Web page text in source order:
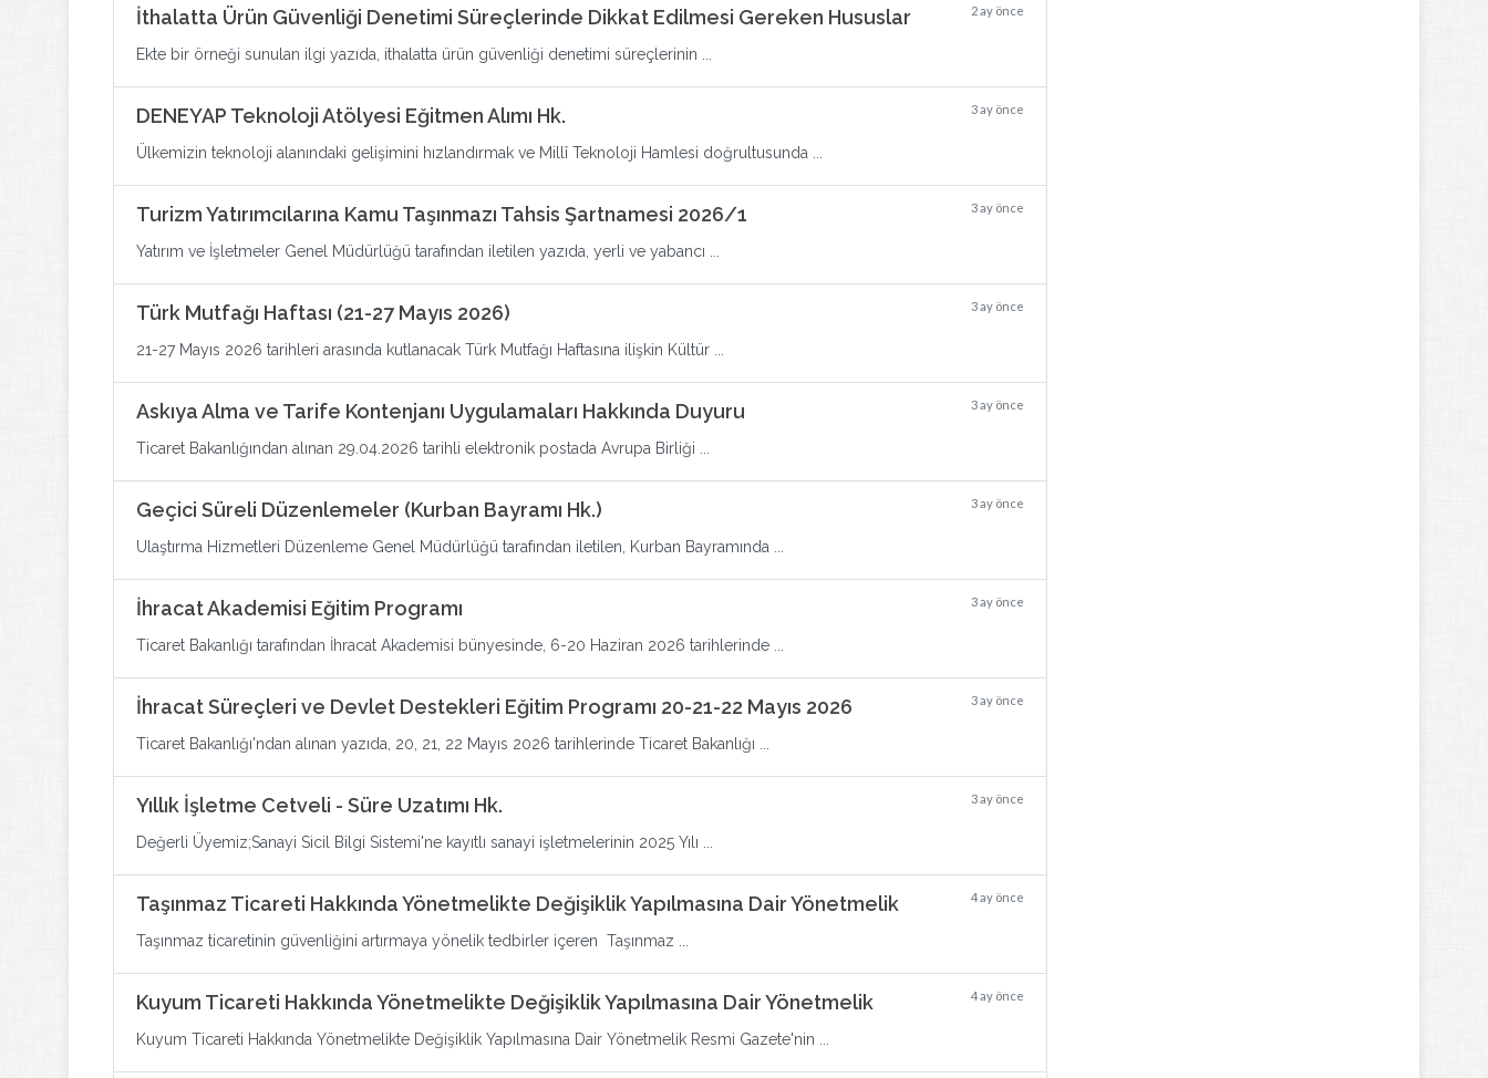
İthalatta Ürün Güvenliği Denetimi Süreçlerinde Dikkat Edilmesi Gereken Hususlar 2 ay önce
Ekte bir örneği sunulan ilgi yazıda, ithalatta ürün güvenliği denetimi süreçlerinin ...
DENEYAP Teknoloji Atölyesi Eğitmen Alımı Hk. 3 ay önce
Ülkemizin teknoloji alanındaki gelişimini hızlandırmak ve Millî Teknoloji Hamlesi doğrultusunda ...
Turizm Yatırımcılarına Kamu Taşınmazı Tahsis Şartnamesi 2026/1 3 ay önce
Yatırım ve İşletmeler Genel Müdürlüğü tarafından iletilen yazıda, yerli ve yabancı ...
Türk Mutfağı Haftası (21-27 Mayıs 2026) 3 ay önce
21-27 Mayıs 2026 tarihleri arasında kutlanacak Türk Mutfağı Haftasına ilişkin Kültür ...
Askıya Alma ve Tarife Kontenjanı Uygulamaları Hakkında Duyuru 3 ay önce
Ticaret Bakanlığından alınan 29.04.2026 tarihli elektronik postada Avrupa Birliği ...
Geçici Süreli Düzenlemeler (Kurban Bayramı Hk.) 3 ay önce
Ulaştırma Hizmetleri Düzenleme Genel Müdürlüğü tarafından iletilen, Kurban Bayramında ...
İhracat Akademisi Eğitim Programı 3 ay önce
Ticaret Bakanlığı tarafından İhracat Akademisi bünyesinde, 6-20 Haziran 2026 tarihlerinde ...
İhracat Süreçleri ve Devlet Destekleri Eğitim Programı 20-21-22 Mayıs 2026 3 ay önce
Ticaret Bakanlığı'ndan alınan yazıda, 20, 21, 22 Mayıs 2026 tarihlerinde Ticaret Bakanlığı ...
Yıllık İşletme Cetveli - Süre Uzatımı Hk. 3 ay önce
Değerli Üyemiz;Sanayi Sicil Bilgi Sistemi'ne kayıtlı sanayi işletmelerinin 2025 Yılı ...
Taşınmaz Ticareti Hakkında Yönetmelikte Değişiklik Yapılmasına Dair Yönetmelik 4 ay önce
Taşınmaz ticaretinin güvenliğini artırmaya yönelik tedbirler içeren Taşınmaz ...
Kuyum Ticareti Hakkında Yönetmelikte Değişiklik Yapılmasına Dair Yönetmelik 4 ay önce
Kuyum Ticareti Hakkında Yönetmelikte Değişiklik Yapılmasına Dair Yönetmelik Resmi Gazete'nin ...